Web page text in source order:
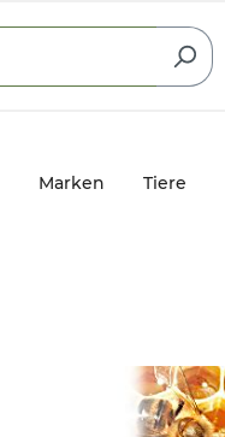
Marken Tiere